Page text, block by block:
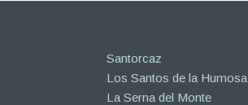
Santorcaz
Los Santos de la Humosa
La Serna del Monte